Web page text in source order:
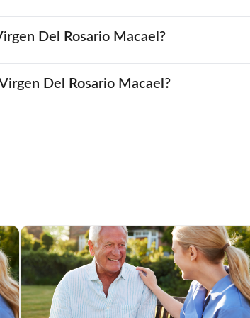
Del Rosario Macael?
Del Rosario Macael?